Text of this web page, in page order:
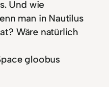
Und wie
man in Nautilus
Wäre natürlich
gloobus